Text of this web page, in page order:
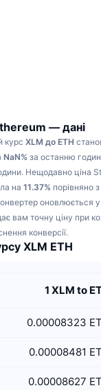
NFT
Діамантах
— дані
курс XLM до ETH
NaN% за останню
Нещодавно ціна
на 11.37% порівняно
оновлюється
вам точну ціну при
конверсії.
XLM ETH
1 XLM to
0.00008323
0.00008481
0.00008627